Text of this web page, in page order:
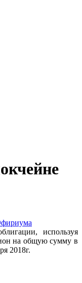
используя
на общую сумму в
2018г.